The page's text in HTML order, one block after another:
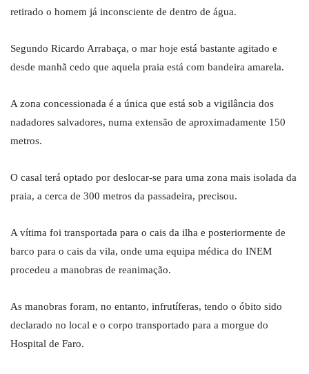
retirado o homem já inconsciente de dentro de água.
Segundo Ricardo Arrabaça, o mar hoje está bastante agitado e
desde manhã cedo que aquela praia está com bandeira amarela.
A zona concessionada é a única que está sob a vigilância dos
nadadores salvadores, numa extensão de aproximadamente 150
metros.
O casal terá optado por deslocar-se para uma zona mais isolada da
praia, a cerca de 300 metros da passadeira, precisou.
A vítima foi transportada para o cais da ilha e posteriormente de
barco para o cais da vila, onde uma equipa médica do INEM
procedeu a manobras de reanimação.
As manobras foram, no entanto, infrutíferas, tendo o óbito sido
declarado no local e o corpo transportado para a morgue do
Hospital de Faro.